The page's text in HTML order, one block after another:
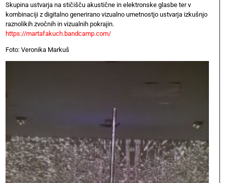
Skupina ustvarja na stičišču akustične in elektronske glasbe ter v
kombinaciji z digitalno generirano vizualno umetnostjo ustvarja izkušnjo
raznolikih zvočnih in vizualnih pokrajin.
https://martafakuch.bandcamp.com/
Foto: Veronika Markuš